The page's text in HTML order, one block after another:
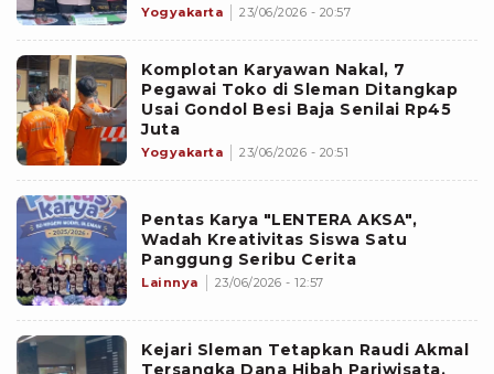
Yogyakarta 23/06/2026 - 20:57
Komplotan Karyawan Nakal, 7
Pegawai Toko di Sleman Ditangkap
Usai Gondol Besi Baja Senilai Rp45
Juta
Yogyakarta 23/06/2026 - 20:51
Pentas Karya "LENTERA AKSA",
Wadah Kreativitas Siswa Satu
Panggung Seribu Cerita
Lainnya 23/06/2026 - 12:57
Kejari Sleman Tetapkan Raudi Akmal
Tersangka Dana Hibah Pariwisata,